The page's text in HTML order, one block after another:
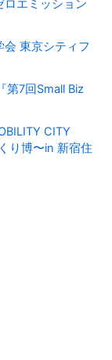
ロエミッション
会 東京シティフ
第7回Small Biz
CITY
り博〜in 新宿住